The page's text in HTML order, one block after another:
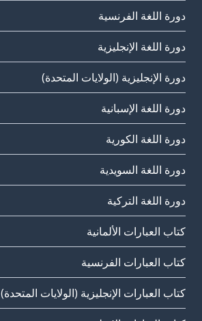
دورة اللغة الفرنسية
دورة اللغة الإنجليزية
دورة الإنجليزية (الولايات المتحدة)
دورة اللغة الإسبانية
دورة اللغة الكورية
دورة اللغة السويدية
دورة اللغة التركية
كتاب العبارات الألمانية
كتاب العبارات الفرنسية
كتاب العبارات الإنجليزية (الولايات المتحدة)